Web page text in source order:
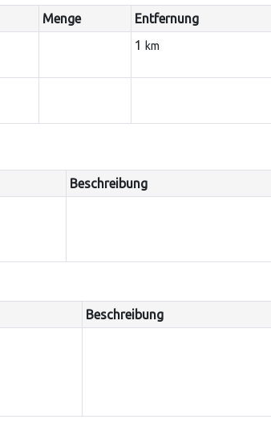
Menge
Entfernung
1 km
Beschreibung
Beschreibung